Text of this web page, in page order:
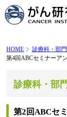
HOME 診療科・部
第4回ABCセミナーア
診療科・部
第2回ABCセ